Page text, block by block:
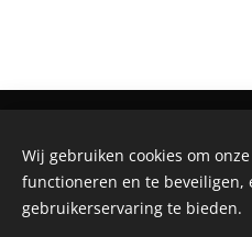
Reiki by Andrea is
96577282
Wij gebruiken cookies om
functioneren en te beveiligen,
gebruikerservaring te bieden.